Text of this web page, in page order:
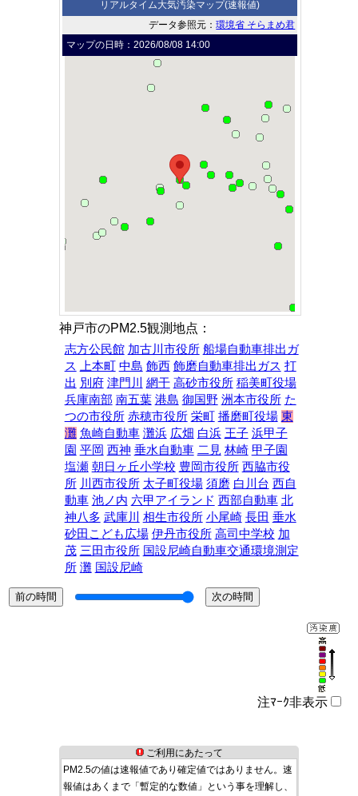
リアルタイム大気汚染マップ(速報値)
データ参照元：環境省 そらまめ君
マップの日時：2026/08/08 14:00
神戸市のPM2.5観測地点：
志方公民館 加古川市役所 船場自動車排出ガ
ス 上本町 中島 飾西 飾磨自動車排出ガス 打
出 別府 津門川 網干 高砂市役所 稲美町役場
兵庫南部 南五葉 港島 御国野 洲本市役所 た
つの市役所 赤穂市役所 栄町 播磨町役場 東
灘 魚崎自動車 灘浜 広畑 白浜 王子 浜甲子
園 平岡 西神 垂水自動車 二見 林崎 甲子園
塩瀬 朝日ヶ丘小学校 豊岡市役所 西脇市役
所 川西市役所 太子町役場 須磨 白川台 西自
動車 池ノ内 六甲アイランド 西部自動車 北
神八多 武庫川 相生市役所 小尾崎 長田 垂水
砂田こども広場 伊丹市役所 高司中学校 加
茂 三田市役所 国設尼崎自動車交通環境測定
所 灘 国設尼崎
注ﾏｰｸ非表示
ご利用にあたって
PM2.5の値は速報値であり確定値ではありません。速
報値はあくまで「暫定的な数値」という事を理解し、